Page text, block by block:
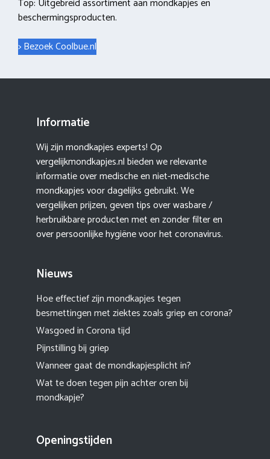
Top: Uitgebreid assortiment aan mondkapjes en
beschermingsproducten.
> Bezoek Coolbue.nl
Informatie
Wij zijn mondkapjes experts! Op
vergelijkmondkapjes.nl bieden we relevante
informatie over medische en niet-medische
mondkapjes voor dagelijks gebruikt. We
vergelijken prijzen, geven tips over wasbare /
herbruikbare producten met en zonder filter en
over persoonlijke hygiëne voor het coronavirus.
Nieuws
Hoe effectief zijn mondkapjes tegen
besmettingen met ziektes zoals griep en corona?
Wasgoed in Corona tijd
Pijnstilling bij griep
Wanneer gaat de mondkapjesplicht in?
Wat te doen tegen pijn achter oren bij
mondkapje?
Openingstijden